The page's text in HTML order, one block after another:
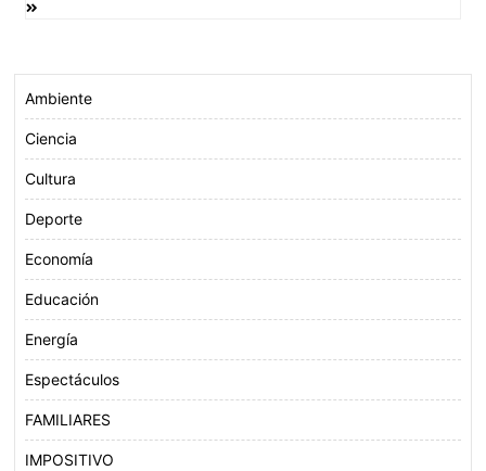
Ambiente
Ciencia
Cultura
Deporte
Economía
Educación
Energía
Espectáculos
FAMILIARES
IMPOSITIVO